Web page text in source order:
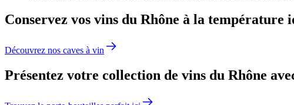
Conservez vos vins du Rhône à la température
Découvrez nos caves à vin
Présentez votre collection de vins du Rhône